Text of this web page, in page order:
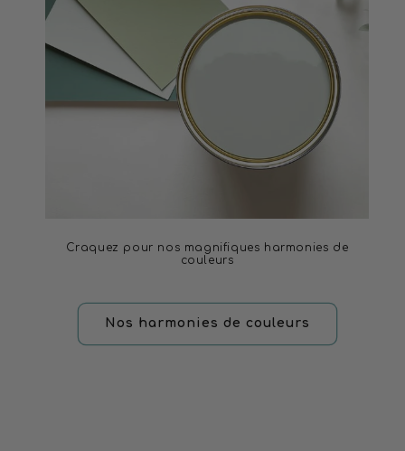
Craquez pour nos magnifiques harmonies de
couleurs
Nos harmonies de couleurs